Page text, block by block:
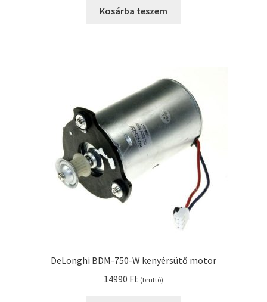
Kosárba teszem
DeLonghi BDM-750-W kenyérsütő motor
14990 Ft (bruttó)